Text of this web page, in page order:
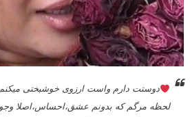
دوستت دارم واست ارزوى خوشبختى میکنم
لحظه مرگم که بدونم عشق،احساس،اصلا